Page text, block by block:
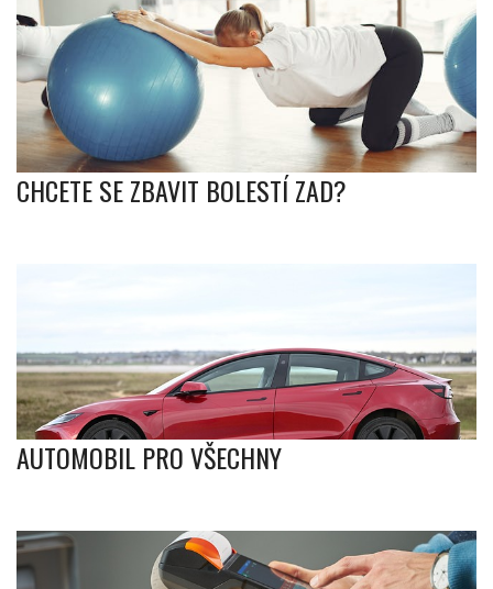
CHCETE SE ZBAVIT BOLESTÍ ZAD?
AUTOMOBIL PRO VŠECHNY